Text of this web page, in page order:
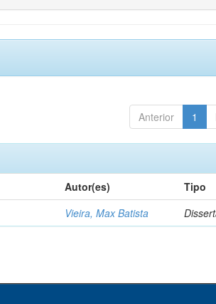
Anterior 1
Autor(es)
Tipo
Vieira, Max Batista